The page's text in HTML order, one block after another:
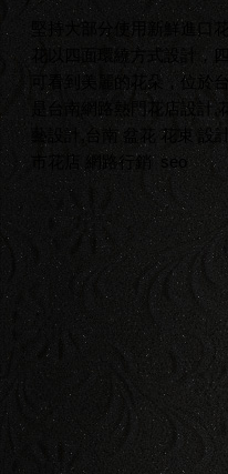
堅持大部分使用新鮮進口花
花以四面環繞方式設計，
可看到美麗的花朵，位於台
是台南網路熱門花店設計,
藝設計,台南 盆花 花束 設
市花店
網路行銷 seo